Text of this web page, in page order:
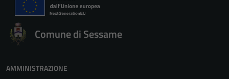
Comune di Sessame
AMMINISTRAZIONE